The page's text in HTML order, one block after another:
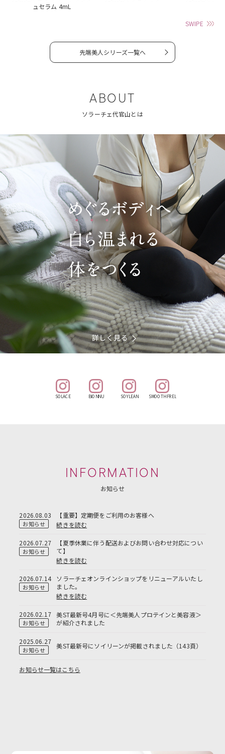
ュセラム 4mL
SWIPE
先端美人シリーズ一覧へ
ABOUT
ソラーチェ代官山とは
SOLACE BIONNU SOYLEAN SMOOTH FREL
INFORMATION
お知らせ
2026.08.03
お知らせ
【重要】定期便をご利用のお客様へ
続きを読む
2026.07.27
お知らせ
【夏季休業に伴う配送およびお問い合わせ対応につい
て】
続きを読む
2026.07.14
お知らせ
ソラーチェオンラインショップをリニューアルいたし
ました。
続きを読む
2026.02.17
お知らせ
美ST最新号4月号に＜先端美人プロテインと美容液＞
が紹介されました
2025.06.27
お知らせ 美ST最新号にソイリーンが掲載されました（143頁）
お知らせ一覧はこちら